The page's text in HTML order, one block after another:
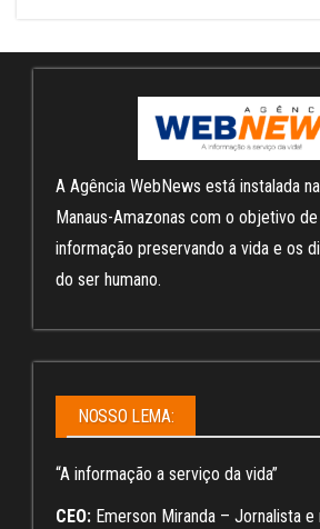
A Agência WebNews está instalada
Manaus-Amazonas com o objetivo
informação preservando a vida e os
do ser humano.
NOSSO LEMA:
“A informação a serviço da vida”
CEO: Emerson Miranda – Jornalista e